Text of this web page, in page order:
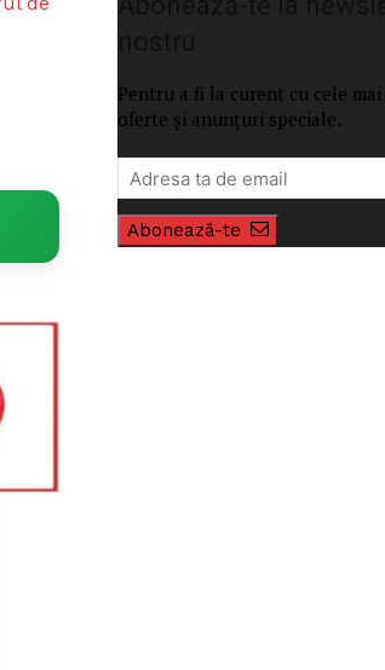
Pentru a fi la curent cu cele
oferte și anunțuri speciale.
Abonează-te